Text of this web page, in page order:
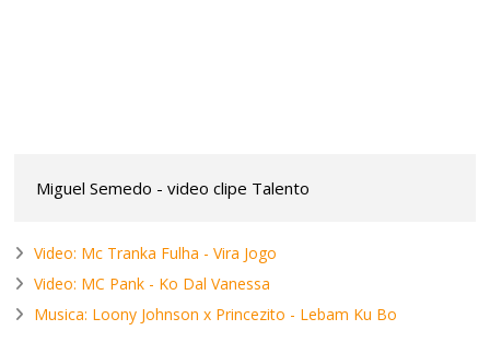
Miguel Semedo - video clipe Talento
Video: Mc Tranka Fulha - Vira Jogo
Video: MC Pank - Ko Dal Vanessa
Musica: Loony Johnson x Princezito - Lebam Ku Bo